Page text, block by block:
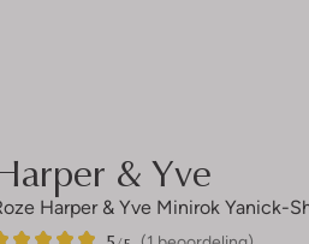
& Yve
Harper & Yve Minirok Yanick-